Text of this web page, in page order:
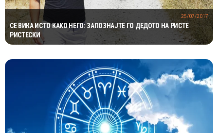
СЕ ВИКА ИСТО КАКО НЕГО: ЗАПОЗНАЈТЕ ГО ДЕДОТО НА РИСТЕ
РИСТЕСКИ
25/07/2017